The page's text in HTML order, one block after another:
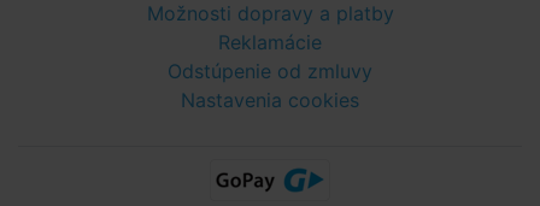
Možnosti dopravy a platby
Reklamácie
Odstúpenie od zmluvy
Nastavenia cookies